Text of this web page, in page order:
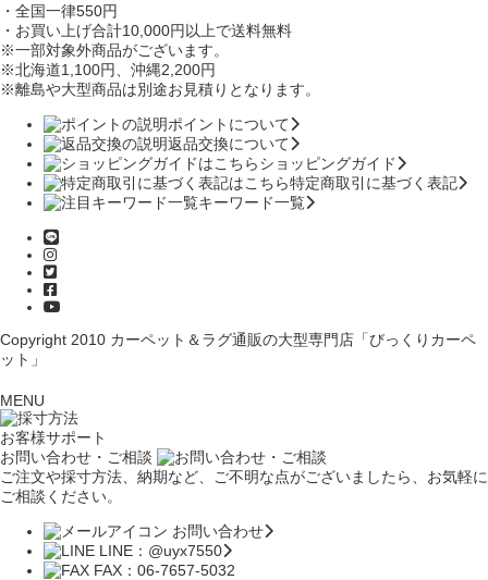
・全国一律550円
・お買い上げ合計10,000円 以上で送料無料
※一部対象外商品がございます。
※北海道1,100円
、沖縄2,200円
※離島や大型商品は別途お見積りとなります。
ポイントについて
返品交換について
ショッピングガイド
特定商取引に基づく表記
キーワード一覧
Copyright 2010 カーペット＆ラグ通販の大型専門店「びっくりカーペ
ット」
MENU
お客様サポート
お問い合わせ・ご相談
ご注文や採寸方法、納期など、ご不明な点がございましたら、お気軽に
ご相談ください。
お問い合わせ
LINE：@uyx7550
FAX：06-7657-5032